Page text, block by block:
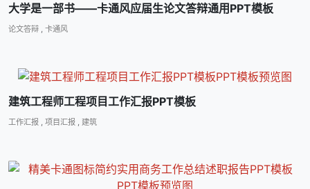
大学是一部书――卡通风应届生论文答辩通用PPT模板
论文答辩 卡通风
建筑工程师工程项目工作汇报PPT模板
工作汇报 , 项目汇报 , 建筑